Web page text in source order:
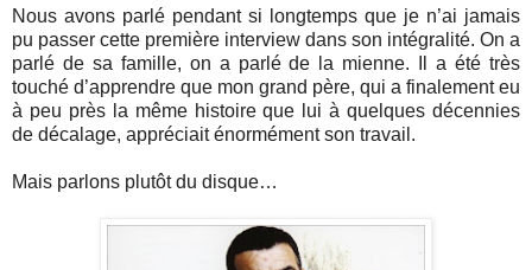
Nous avons parlé pendant si longtemps que je n’ai jamais
pu passer cette première interview dans son intégralité. On a
parlé de sa famille, on a parlé de la mienne. Il a été très
touché d’apprendre que mon grand père, qui a finalement eu
à peu près la même histoire que lui à quelques décennies
de décalage, appréciait énormément son travail.
Mais parlons plutôt du disque…